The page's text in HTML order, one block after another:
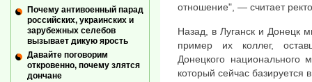
отношение", — считает
Назад, в Луганск и Донецк
пример их коллег,
Донецкого национального
который сейчас базируется
Почему антивоенный парад
российских, украинских и
зарубежных селебов
вызывает дикую ярость
Давайте поговорим
откровенно, почему злятся
дончане